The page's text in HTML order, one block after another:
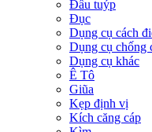
Đầu tuýp
Đục
Dụng cụ cách
Dụng cụ chống
Dụng cụ khác
Ê Tô
Giũa
Kẹp định vị
Kích căng cáp